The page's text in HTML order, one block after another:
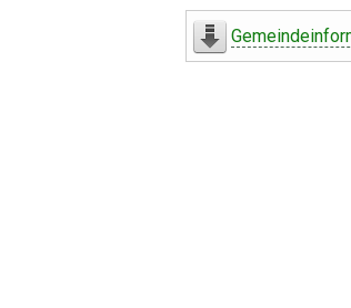
Offener Haushalt